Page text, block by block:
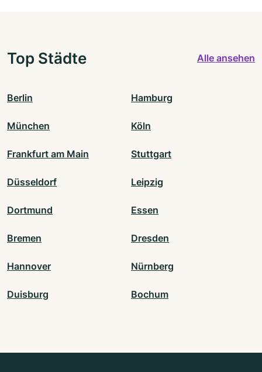
Top Städte Alle ansehen
Berlin Hamburg
München Köln
Frankfurt am Main Stuttgart
Düsseldorf Leipzig
Dortmund Essen
Bremen Dresden
Hannover Nürnberg
Duisburg Bochum